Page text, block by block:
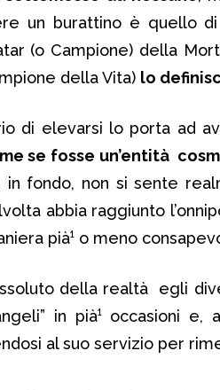
un burattino è quello
(o Campione) della
della Vita) lo
di elevarsi lo porta ad
se fosse un’entità
in fondo, non si sente
abbia raggiunto
pià¹ o meno
della realtà egli
in pià¹ occasioni
al suo servizio per